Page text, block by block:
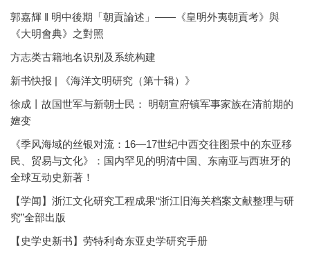
郭嘉輝 ‖ 明中後期「朝貢論述」——《皇明外夷朝貢考》與
《大明會典》之對照
方志类古籍地名识别及系统构建
新书快报 | 《海洋文明研究（第十辑）》
徐成丨故国世军与新朝士民： 明朝宣府镇军事家族在清前期的
嬗变
《季风海域的丝银对流：16—17世纪中西交往图景中的东亚移
民、贸易与文化》：国内罕见的明清中国、东南亚与西班牙的
全球互动史新著！
【学闻】浙江文化研究工程成果“浙江旧海关档案文献整理与研
究”全部出版
【史学史新书】劳特利奇东亚史学研究手册